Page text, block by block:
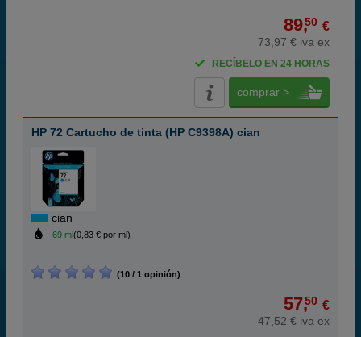
89,50 €
73,97 € iva ex
RECÍBELO EN 24 HORAS
comprar >
HP 72 Cartucho de tinta (HP C9398A) cian
cian
69 ml(0,83 € por ml)
(10 / 1 opinión)
57,50 €
47,52 € iva ex